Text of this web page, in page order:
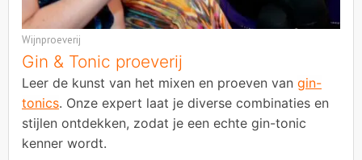
Wijnproeverij
Gin & Tonic proeverij
Leer de kunst van het mixen en proeven van gin-
tonics. Onze expert laat je diverse combinaties en
stijlen ontdekken, zodat je een echte gin-tonic
kenner wordt.